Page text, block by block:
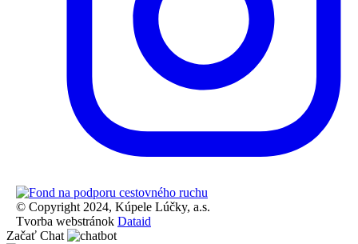
© Copyright 2024, Kúpele Lúčky, a.s.
Tvorba webstránok Dataid
Začať Chat